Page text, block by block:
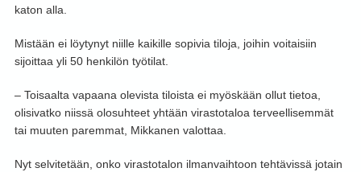
katon alla.
Mistään ei löytynyt niille kaikille sopivia tiloja, joihin voitaisiin
sijoittaa yli 50 henkilön työtilat.
– Toisaalta vapaana olevista tiloista ei myöskään ollut tietoa,
olisivatko niissä olosuhteet yhtään virastotaloa terveellisemmät
tai muuten paremmat, Mikkanen valottaa.
Nyt selvitetään, onko virastotalon ilmanvaihtoon tehtävissä jotain